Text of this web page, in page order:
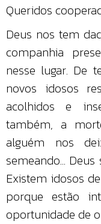
Queridos
Deus nos tem
companhia
nesse lugar. De
novos idosos
acolhidos e
também, a
alguém nos
semeando...
Existem idosos
porque estão
oportunidade de